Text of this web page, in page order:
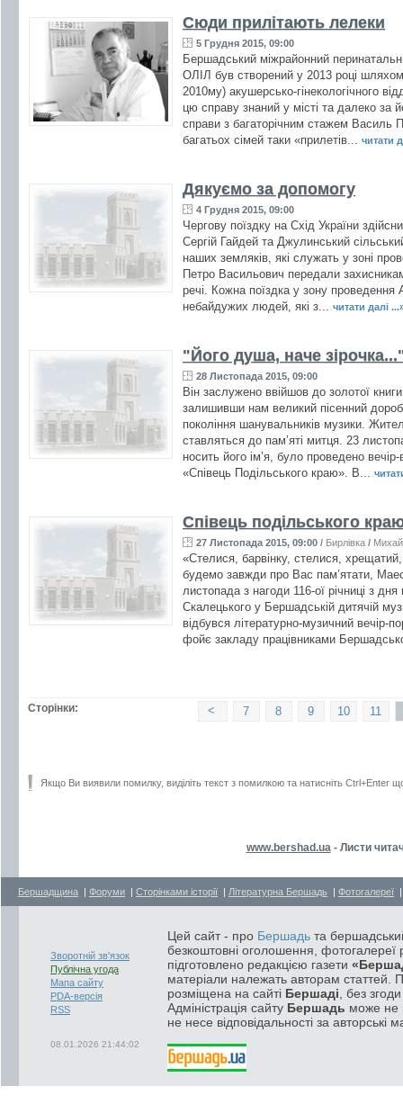
Сюди прилітають лелеки
5 Грудня 2015, 09:00
Бершадський міжрайонний
ОЛІЛ був створений у 2013 році шляхом
2010му) акушерсько-гінекологічного
цю справу знаний у місті та далеко за
справи з багаторічним стажем Василь
багатьох сімей таки «прилетів...
читати
Дякуємо за допомогу
4 Грудня 2015, 09:00
Чергову поїздку на Схід України
Сергій Гайдей та Джулинський
наших земляків, які служать у зоні
Петро Васильович передали
речі. Кожна поїздка у зону
небайдужих людей, які з...
читати далі
"Його душа, наче
28 Листопада 2015, 09:00
Він заслужено ввійшов до золотої
залишивши нам великий пісенний
покоління шанувальників музики.
ставляться до пам’яті митця. 23
носить його ім’я, було проведено
«Співець Подільського краю». В...
Співець подільського
27 Листопада 2015, 09:00 / Бирлівка /
«Стелися, барвінку, стелися,
будемо завжди про Вас пам’ятати,
листопада з нагоди 116-ої річниці з
Скалецького у Бершадській дитячій
відбувся літературно-музичний вечір-
фойє закладу працівниками
Сторінки: 11
10
9
8
7
<
Якщо Ви виявили помилку, виділіть текст з помилкою та натисніть Ctrl+Enter
www.bershad.ua - Листи
Бершадщина | Форуми | Сторінками історії | Літературна Бершадь | Фотогалереї
Зворотній зв'язок
Публічна угода
Мапа сайту
PDA-версія
RSS
08.01.2026 21:44:02
Цей сайт - про Бершадь та
безкоштовні оголошення, фотогалереї
підготовлено редакцією газети
матеріали належать авторам статтей.
розміщена на сайті Бершаді , без
Адміністрація сайту Бершадь може не
не несе відповідальності за авторські